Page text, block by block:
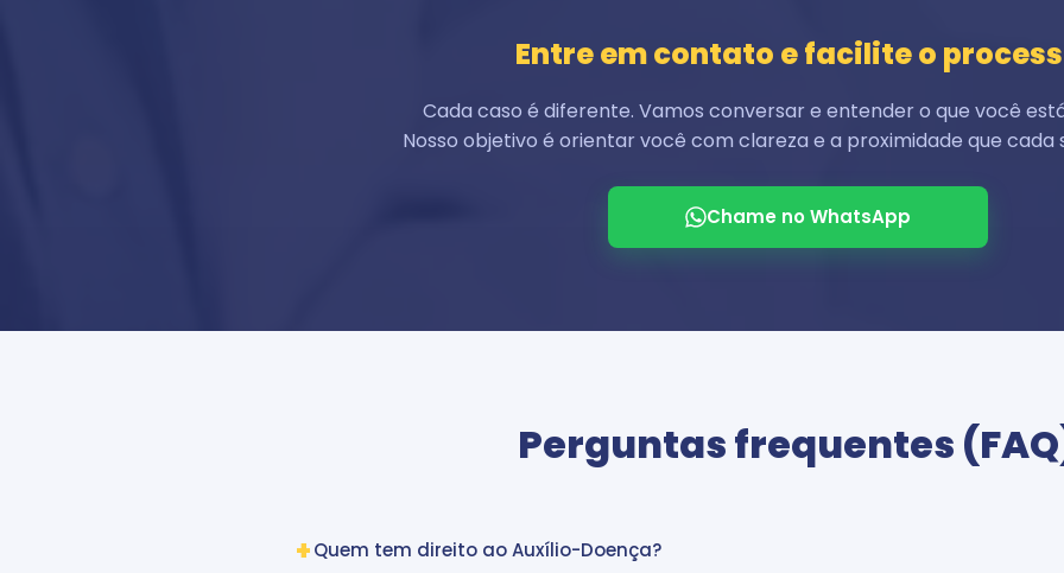
Entre em contato e facilite o
Cada caso é diferente. Vamos conversar e entender o que você
Nosso objetivo é orientar você com clareza e a proximidade que cada
Chame no WhatsApp
Perguntas frequentes
Quem tem direito ao Auxílio-Doença?